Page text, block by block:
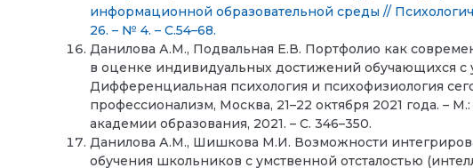
информационной образовательной среды //
26. – № 4. – С.54–68.
Данилова А.М., Подвальная Е.В. Портфолио как
в оценке индивидуальных достижений обучающихся с
Дифференциальная психология и психофизиология
профессионализм, Москва, 21–22 октября 2021 года. –
академии образования, 2021. – С. 346–350.
Данилова А.М., Шишкова М.И. Возможности
обучения школьников с умственной отсталостью